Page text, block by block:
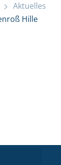
Aktuelles
Hille